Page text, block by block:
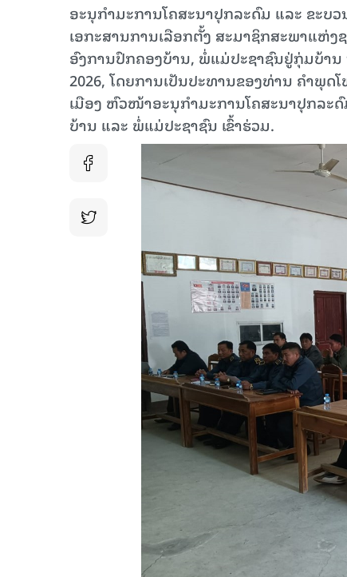
ອະນຸກຳມະການໂຄສະນາປຸກລະດົມ ແລະ ຂະບ
ເອກະສານການເລືອກຕັ້ງ ສະມາຊິກສະພາແຫ່ງ
ອົງການປົກຄອງບ້ານ, ພໍ່ແມ່ປະຊາຊົນຢູ່ກຸ່ມບ້າ
2026, ໂດຍການເປັນປະທານຂອງທ່ານ ຄໍາພຸ
ເມືອງ ຫົວໜ້າອະນຸກຳມະການໂຄສະນາປຸກລະ
ບ້ານ ແລະ ພໍ່ແມ່ປະຊາຊົນ ເຂົ້າຮ່ວມ.